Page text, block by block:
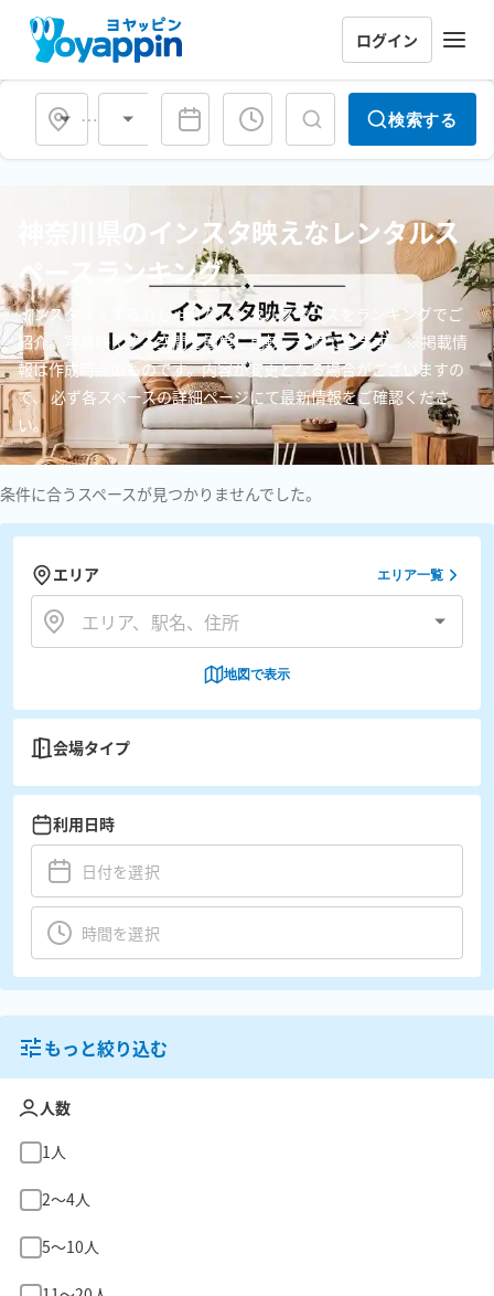
ログイン
会場タイプ 検索する
神奈川県のインスタ映えなレンタルス
ペースランキング
インスタ映えするおしゃれなレンタルスペースをランキングでご
紹介。写真映えする空間を簡単に比較・予約できます。 ※掲載情
報は作成時点のものです。内容が変更となる場合がございますの
で、 必ず各スペースの詳細ページにて最新情報をご確認くださ
い。
条件に合うスペースが見つかりませんでした。
エリア エリア一覧
地図で表示
会場タイプ
利用日時
もっと絞り込む
人数
1人
2〜4人
5〜10人